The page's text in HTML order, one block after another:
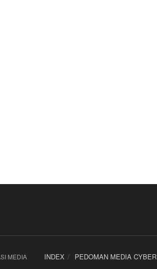
INDEX PEDOMAN MEDIA CYBER
MEDIA